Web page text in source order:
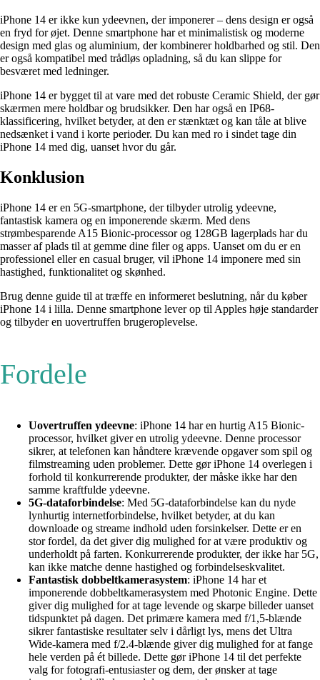
iPhone 14 er ikke kun ydeevnen, der imponerer – dens design er også
en fryd for øjet. Denne smartphone har et minimalistisk og moderne
design med glas og aluminium, der kombinerer holdbarhed og stil. Den
er også kompatibel med trådløs opladning, så du kan slippe for
besværet med ledninger.
iPhone 14 er bygget til at vare med det robuste Ceramic Shield, der gør
skærmen mere holdbar og brudsikker. Den har også en IP68-
klassificering, hvilket betyder, at den er stænktæt og kan tåle at blive
nedsænket i vand i korte perioder. Du kan med ro i sindet tage din
iPhone 14 med dig, uanset hvor du går.
Konklusion
iPhone 14 er en 5G-smartphone, der tilbyder utrolig ydeevne,
fantastisk kamera og en imponerende skærm. Med dens
strømbesparende A15 Bionic-processor og 128GB lagerplads har du
masser af plads til at gemme dine filer og apps. Uanset om du er en
professionel eller en casual bruger, vil iPhone 14 imponere med sin
hastighed, funktionalitet og skønhed.
Brug denne guide til at træffe en informeret beslutning, når du køber
iPhone 14 i lilla. Denne smartphone lever op til Apples høje standarder
og tilbyder en uovertruffen brugeroplevelse.
Fordele
Uovertruffen ydeevne: iPhone 14 har en hurtig A15 Bionic-
processor, hvilket giver en utrolig ydeevne. Denne processor
sikrer, at telefonen kan håndtere krævende opgaver som spil og
filmstreaming uden problemer. Dette gør iPhone 14 overlegen i
forhold til konkurrerende produkter, der måske ikke har den
samme kraftfulde ydeevne.
5G-dataforbindelse: Med 5G-dataforbindelse kan du nyde
lynhurtig internetforbindelse, hvilket betyder, at du kan
downloade og streame indhold uden forsinkelser. Dette er en
stor fordel, da det giver dig mulighed for at være produktiv og
underholdt på farten. Konkurrerende produkter, der ikke har 5G,
kan ikke matche denne hastighed og forbindelseskvalitet.
Fantastisk dobbeltkamerasystem: iPhone 14 har et
imponerende dobbeltkamerasystem med Photonic Engine. Dette
giver dig mulighed for at tage levende og skarpe billeder uanset
tidspunktet på dagen. Det primære kamera med f/1,5-blænde
sikrer fantastiske resultater selv i dårligt lys, mens det Ultra
Wide-kamera med f/2.4-blænde giver dig mulighed for at fange
hele verden på ét billede. Dette gør iPhone 14 til det perfekte
valg for fotografi-entusiaster og dem, der ønsker at tage